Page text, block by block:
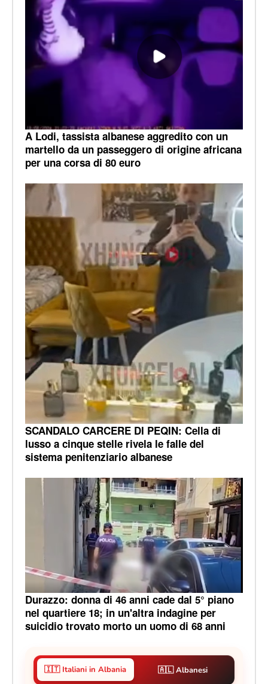
A Lodi, tassista albanese aggredito con un
martello da un passeggero di origine africana
per una corsa di 80 euro
SCANDALO CARCERE DI PEQIN: Cella di
lusso a cinque stelle rivela le falle del
sistema penitenziario albanese
Durazzo: donna di 46 anni cade dal 5° piano
nel quartiere 18; in un'altra indagine per
suicidio trovato morto un uomo di 68 anni
🇮🇹 Italiani in Albania 🇦🇱 Albanesi